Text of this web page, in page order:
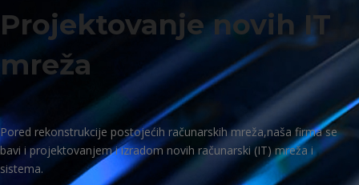
Projektovanje novih IT
mreža
Pored rekonstrukcije postojećih računarskih mreža,naša firma se
bavi i projektovanjem i izradom novih računarski (IT) mreža i
sistema.